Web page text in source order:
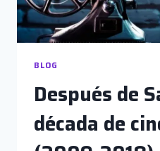
BLOG
Después de
década de